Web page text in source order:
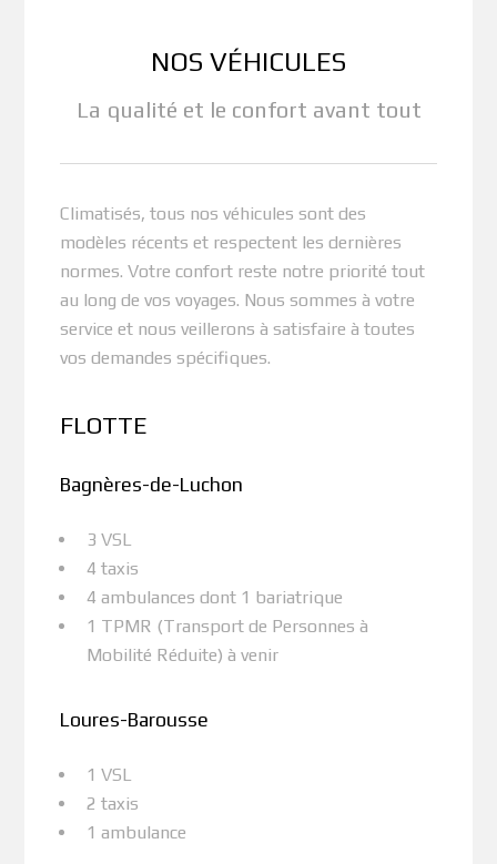
NOS VÉHICULES
La qualité et le confort avant tout
Climatisés, tous nos véhicules sont des
modèles récents et respectent les dernières
normes. Votre confort reste notre priorité tout
au long de vos voyages. Nous sommes à votre
service et nous veillerons à satisfaire à toutes
vos demandes spécifiques.
FLOTTE
Bagnères-de-Luchon
3 VSL
4 taxis
4 ambulances dont 1 bariatrique
1 TPMR (Transport de Personnes à
Mobilité Réduite) à venir
Loures-Barousse
1 VSL
2 taxis
1 ambulance